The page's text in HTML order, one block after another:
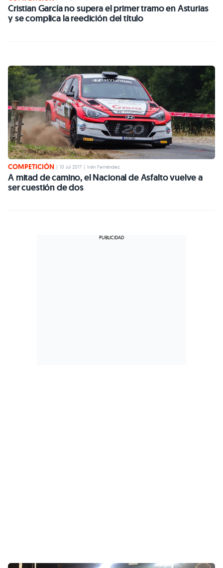
Cristian García no supera el primer tramo en Asturias
y se complica la reedición del título
COMPETICIÓN | 10 Jul 2017 | Iván Fernández
A mitad de camino, el Nacional de Asfalto vuelve a
ser cuestión de dos